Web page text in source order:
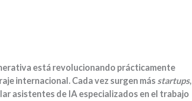
está revolucionando prácticamente
internacional. Cada vez surgen más startups,
asistentes de IA especializados en el trabajo